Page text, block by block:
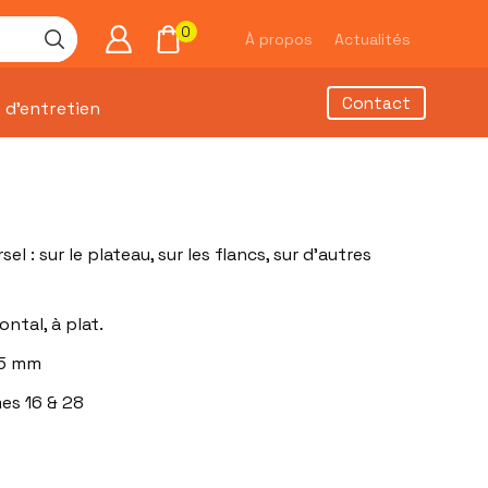
0 À propos Actualités
Contact
: sur le plateau, sur les flancs, sur d’autres
à plat.
mm
16 & 28